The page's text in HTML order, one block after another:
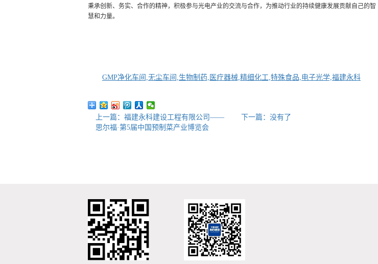
秉承创新、务实、合作的精神，积极参与光电产业的交流与合作，为推动行业的持续健康发展贡献自己的智
慧和力量。
GMP净化车间,无尘车间,生物制药,医疗器械,精细化工,特殊食品,电子光学,福建永科
上一篇：福建永科建设工程有限公司——
思尔福·第5届中国预制菜产业博览会
下一篇：没有了